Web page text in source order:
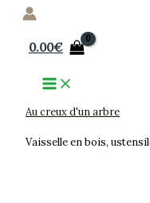
Aller
contenu
0.00€
Au creux d'un arbre
Vaisselle en bois,